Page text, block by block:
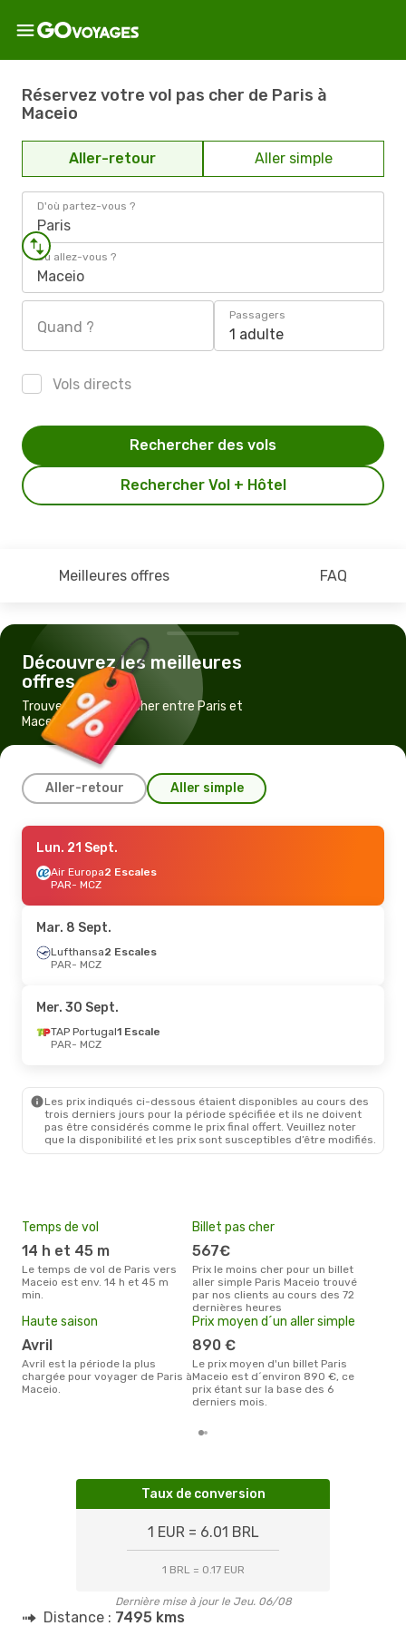
Réservez votre vol pas cher de Paris à
Maceio
Aller-retour Aller simple
D'où partez-vous ?
Paris
Où allez-vous ?
Maceio
Quand ?
Passagers
1 adulte
Vols directs
Rechercher Vol + Hôtel
Rechercher des vols
Meilleures offres FAQ
Découvrez les meilleures
offres
Trouvez un vol pas cher entre Paris et
Maceio
Aller-retour Aller simple
Lun. 21 Sept.
LATAM Airlines1 Escale
PAR- MCZ
MCZ- PAR
Mar. 8 Sept. - Mar. 15 Sept.
LATAM Airlines
MCZ- PAR
Lun. 21 Sept.
Air Europa2 Escales
PAR- MCZ
Mar. 8 Sept.
Lufthansa2 Escales
PAR- MCZ
Mer. 30 Sept.
TAP Portugal1 Escale
PAR- MCZ
Les prix indiqués ci-dessous étaient disponibles au cours des
trois derniers jours pour la période spécifiée et ils ne doivent
pas être considérés comme le prix final offert. Veuillez noter
que la disponibilité et les prix sont susceptibles d’être modifiés.
Temps de vol
14 h et 45 m
Le temps de vol de Paris vers
Maceio est env. 14 h et 45 m
min.
Billet pas cher
567€
Prix le moins cher pour un billet
aller simple Paris Maceio trouvé
par nos clients au cours des 72
dernières heures
Haute saison
avril
avril est la période la plus
chargée pour voyager de Paris à
Maceio.
Prix moyen d´un aller simple
890 €
Le prix moyen d'un billet Paris
Maceio est d´environ 890 €, ce
prix étant sur la base des 6
derniers mois.
Taux de conversion
1 EUR = 6.01 BRL
1 BRL = 0.17 EUR
Dernière mise à jour le Jeu. 06/08
Distance : 7495 kms